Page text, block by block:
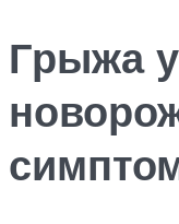
Грыжа у